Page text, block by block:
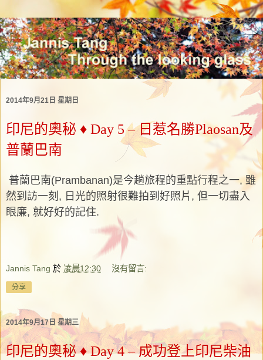
2014年9月21日 星期日
印尼的奧秘 ♦ Day 5 – 日惹名勝Plaosan及
普蘭巴南
普蘭巴南(Prambanan)是今趟旅程的重點行程之一, 雖
然到訪一刻, 日光的照射很難拍到好照片, 但一切盡入
眼廉, 就好好的記住.
Jannis Tang 於 凌晨12:30 沒有留言:
分享
2014年9月17日 星期三
印尼的奧秘 ♦ Day 4 – 成功登上印尼柴油